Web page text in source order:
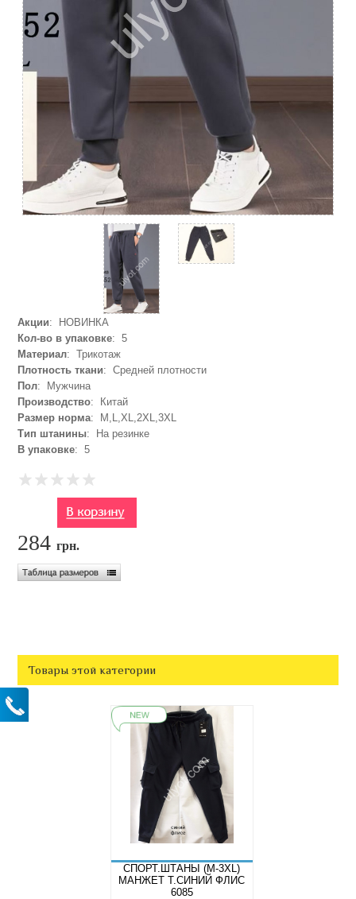
Акции: НОВИНКА
Кол-во в упаковке: 5
Материал: Трикотаж
Плотность ткани: Средней плотности
Пол: Мужчина
Производство: Китай
Размер норма: M,L,XL,2XL,3XL
Тип штанины: На резинке
В упаковке: 5
284грн.
Товары этой категории
СПОРТ.ШТАНЫ (M-3XL)
МАНЖЕТ Т.СИНИЙ ФЛИС
6085